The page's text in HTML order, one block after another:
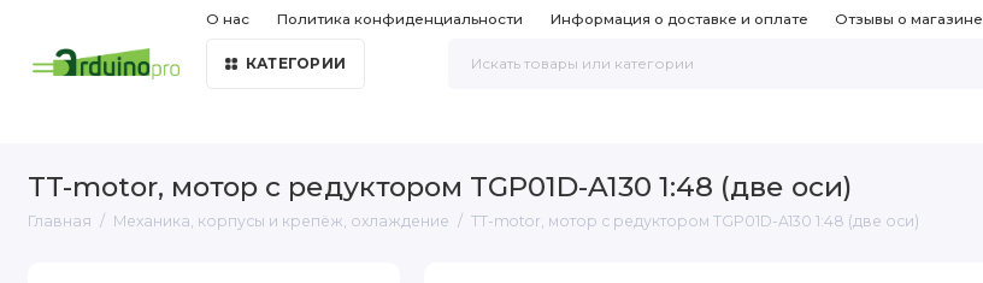
О нас Политика конфиденциальности Информация о доставке и оплате Отзывы о магазине
КАТЕГОРИИ
TT-motor, мотор с редуктором TGP01D-A130 1:48 (две оси)
Главная Механика, корпусы и крепёж, охлаждение TT-motor, мотор с редуктором TGP01D-A130 1:48 (две оси)